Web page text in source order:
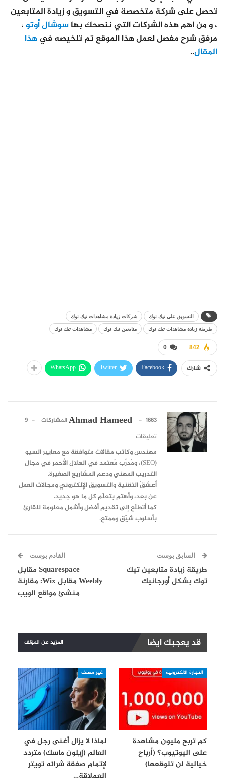
تحصل على شركة متخصصة في التسويق و زيادة المتابعين
، و من اهم هذه الشركات التي ننصحك بهاسوشال أوتو،
مرفق شرح مفصل لعمل هذا الموقع تم تلخيصه فيهذا
المقال..
التسويق على تيك توك
شركات زيادة مشاهدات تيك توك
طريقة زيادة مشاهدات تيك توك
متابعين تيك توك مشاهدات تيك توك
0 842
شارك Facebook
Twitter
WhatsApp
Ahmad Hameed 1663 المشاركات
9
تعليقات
مهندس وكاتب مقالات متوافقة مع معايير السيو
(SEO)، ومُدرِّب مُعتمد في الهلال الأحمر في مجال
التدريب المهني ودعم المشاريع الصغيرة.
أعشقُ التقنية والتسويق الإلكتروني ومجالات العمل
عن بعد، وأهتم بتعلّم كل ما هو جديد.
كما أتطلّع إلى تقديم أفضل وأشمل معلومة للقارئ
بأسلوب شيّق وممتع.
السابق بوست
طريقة زيادة متابعين تيك
توك بشكل أورجانيك
القادم بوست
Squarespace مقابل
Weebly مقابل Wix: مقارنة
منشئ مواقع الويب
قد يعجبك ايضا المزيد عن المؤلف
التجارة الالكترونية
كم تربح مليون مشاهدة
على اليوتيوب؟ (أرباح
خيالية لن تتوقعها)
غير مصنف
لماذا لا يزال أغنى رجل في
العالم (إيلون ماسك) متردد
لإتمام صفقة شرائه تويتر
العملاقة…